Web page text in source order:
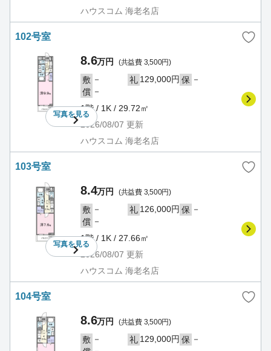
ハウスコム 海老名店
102号室
写真を見る
8.6万円 (共益費 3,500円)
敷 － 礼 129,000円 保 －
償 －
1階 / 1K / 29.72㎡
2026/08/07 更新
ハウスコム 海老名店
103号室
写真を見る
8.4万円 (共益費 3,500円)
敷 － 礼 126,000円 保 －
償 －
1階 / 1K / 27.66㎡
2026/08/07 更新
ハウスコム 海老名店
104号室
8.6万円 (共益費 3,500円)
敷 － 礼 129,000円 保 －